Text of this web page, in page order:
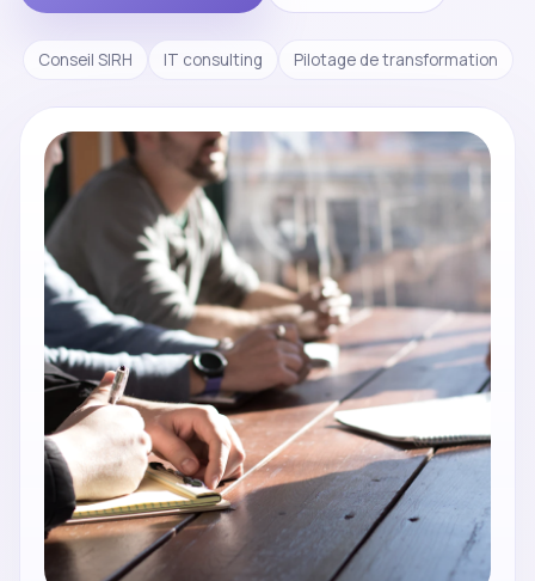
Conseil SIRH IT consulting Pilotage de transformation